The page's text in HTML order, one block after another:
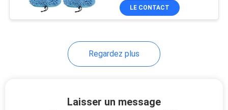
de balai de décapant
LE CONTACT
Regardez plus
Laisser un message